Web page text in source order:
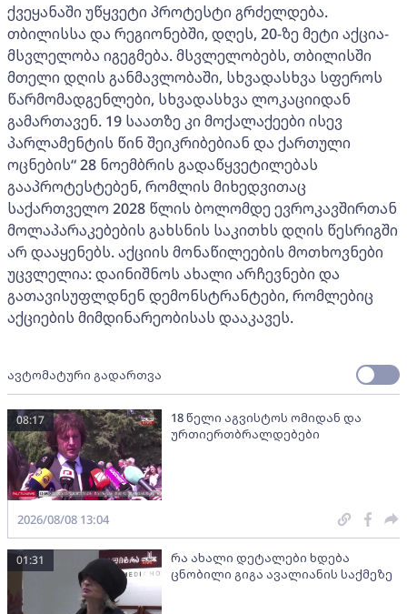
ქვეყანაში უწყვეტი პროტესტი გრძელდება.
თბილისსა და რეგიონებში, დღეს, 20-ზე მეტი აქცია-
მსვლელობა იგეგმება. მსვლელობებს, თბილისში
მთელი დღის განმავლობაში, სხვადასხვა სფეროს
წარმომადგენლები, სხვადასხვა ლოკაციიდან
გამართავენ. 19 საათზე კი მოქალაქეები ისევ
პარლამენტის წინ შეიკრიბებიან და ქართული
ოცნების“ 28 ნოემბრის გადაწყვეტილებას
გააპროტესტებენ, რომლის მიხედვითაც
საქართველო 2028 წლის ბოლომდე ევროკავშირთან
მოლაპარაკებების გახსნის საკითხს დღის წესრიგში
არ დააყენებს. აქციის მონაწილეების მოთხოვნები
უცვლელია: დაინიშნოს ახალი არჩევნები და
გათავისუფლდნენ დემონსტრანტები, რომლებიც
აქციების მიმდინარეობისას დააკავეს.
ავტომატური გადართვა
18 წელი აგვისტოს ომიდან და
ურთიერთბრალდებები
08:17
2026/08/08 13:04
რა ახალი დეტალები ხდება
ცნობილი გიგა ავალიანის საქმეზე
01:31